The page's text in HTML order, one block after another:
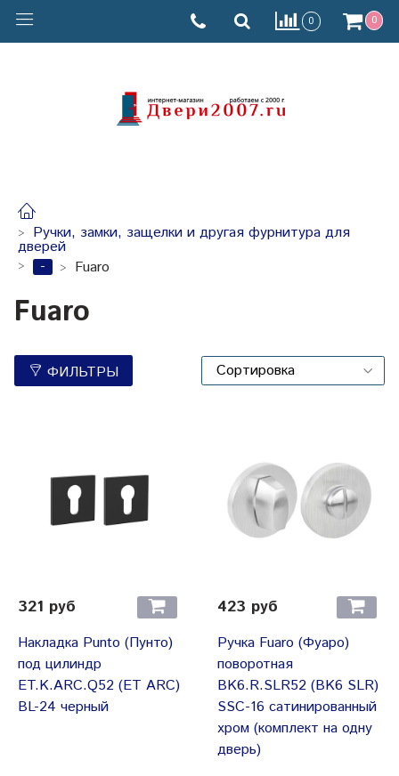
0 0
Ручки, замки, защелки и другая фурнитура для
дверей
-
Fuaro
Fuaro
ФИЛЬТРЫ
321 руб
Накладка Punto (Пунто)
под цилиндр
ET.K.ARC.Q52 (ET ARC)
BL-24 черный
423 руб
Ручка Fuaro (Фуаро)
поворотная
BK6.R.SLR52 (BK6 SLR)
SSC-16 сатинированный
хром (комплект на одну
дверь)